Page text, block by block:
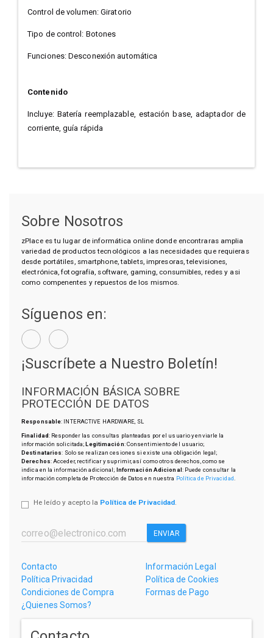
Control de volumen: Giratorio
Tipo de control: Botones
Funciones: Desconexión automática
Contenido
Incluye: Batería reemplazable, estación base, adaptador de
corriente, guía rápida
Sobre Nosotros
zPlace es tu lugar de informática online donde encontraras amplia
variedad de productos tecnológicos a las necesidades que requieras
desde portátiles, smartphone, tablets, impresoras, televisiones,
electrónica, fotografía, software, gaming, consumibles, redes y asi
como compenentes y repuestos de los mismos.
Síguenos en:
¡Suscríbete a Nuestro Boletín!
INFORMACIÓN BÁSICA SOBRE
PROTECCIÓN DE DATOS
Responsable: INTERACTIVE HARDWARE, SL
Finalidad: Responder las consultas planteadas por el usuario y enviarle la
información solicitada;Legitimación: Consentimiento del usuario;
Destinatarios: Solo se realizan cesiones si existe una obligación legal;
Derechos: Acceder, rectificar y suprimir, así como otros derechos, como se
indica en la información adicional; Información Adicional: Puede consultar la
información completa de Protección de Datos en nuestra Política de Privacidad
He leído y acepto la Política de Privacidad.
ENVIAR
Contacto
Información Legal
Política Privacidad
Política de Cookies
Condiciones de Compra
Formas de Pago
¿Quienes Somos?